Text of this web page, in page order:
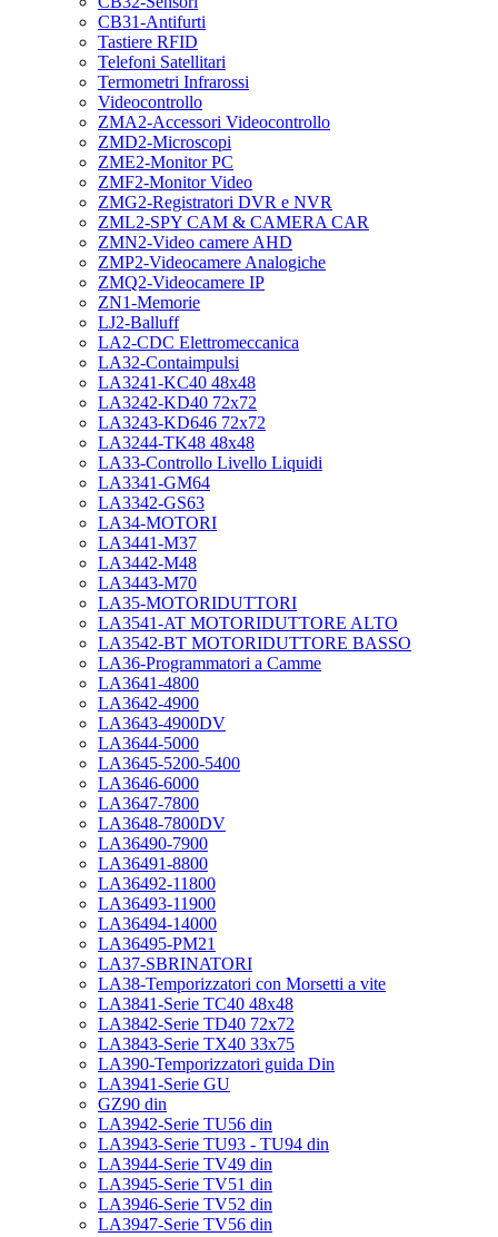
CB31-Antifurti
Tastiere RFID
Telefoni Satellitari
Termometri Infrarossi
Videocontrollo
ZMA2-Accessori Videocontrollo
ZMD2-Microscopi
ZME2-Monitor PC
ZMF2-Monitor Video
ZMG2-Registratori DVR e NVR
ZML2-SPY CAM & CAMERA CAR
ZMN2-Video camere AHD
ZMP2-Videocamere Analogiche
ZMQ2-Videocamere IP
ZN1-Memorie
LJ2-Balluff
LA2-CDC Elettromeccanica
LA32-Contaimpulsi
LA3241-KC40 48x48
LA3242-KD40 72x72
LA3243-KD646 72x72
LA3244-TK48 48x48
LA33-Controllo Livello Liquidi
LA3341-GM64
LA3342-GS63
LA34-MOTORI
LA3441-M37
LA3442-M48
LA3443-M70
LA35-MOTORIDUTTORI
LA3541-AT MOTORIDUTTORE ALTO
LA3542-BT MOTORIDUTTORE BASSO
LA36-Programmatori a Camme
LA3641-4800
LA3642-4900
LA3643-4900DV
LA3644-5000
LA3645-5200-5400
LA3646-6000
LA3647-7800
LA3648-7800DV
LA36490-7900
LA36491-8800
LA36492-11800
LA36493-11900
LA36494-14000
LA36495-PM21
LA37-SBRINATORI
LA38-Temporizzatori con Morsetti a vite
LA3841-Serie TC40 48x48
LA3842-Serie TD40 72x72
LA3843-Serie TX40 33x75
LA390-Temporizzatori guida Din
LA3941-Serie GU
GZ90 din
LA3942-Serie TU56 din
LA3943-Serie TU93 - TU94 din
LA3944-Serie TV49 din
LA3945-Serie TV51 din
LA3946-Serie TV52 din
LA3947-Serie TV56 din